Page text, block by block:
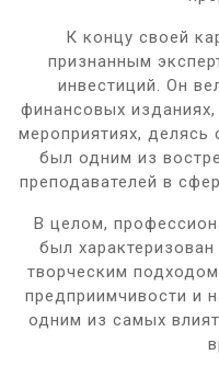
К концу своей
признанным
инвестиций. Он
финансовых
мероприятиях,
был одним из
преподавателей в
В целом,
был
творческим
предприимчивости и
одним из самых